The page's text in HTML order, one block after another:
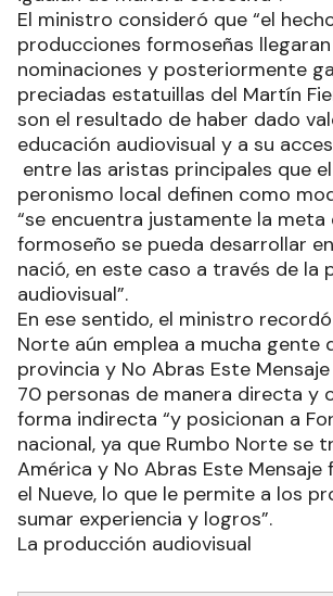
El ministro consideró que “el
producciones formoseñas
nominaciones y posteriormente
preciadas estatuillas del Martín
son el resultado de haber dado
educación audiovisual y a su
entre las aristas principales que
peronismo local definen como
“se encuentra justamente la meta
formoseño se pueda desarrollar
nació, en este caso a través de la
audiovisual”.
En ese sentido, el ministro
Norte aún emplea a mucha gente
provincia y No Abras Este
70 personas de manera directa y
forma indirecta “y posicionan a
nacional, ya que Rumbo Norte se
América y No Abras Este Mensaje
el Nueve, lo que le permite a los
sumar experiencia y logros”.
La producción audiovisual